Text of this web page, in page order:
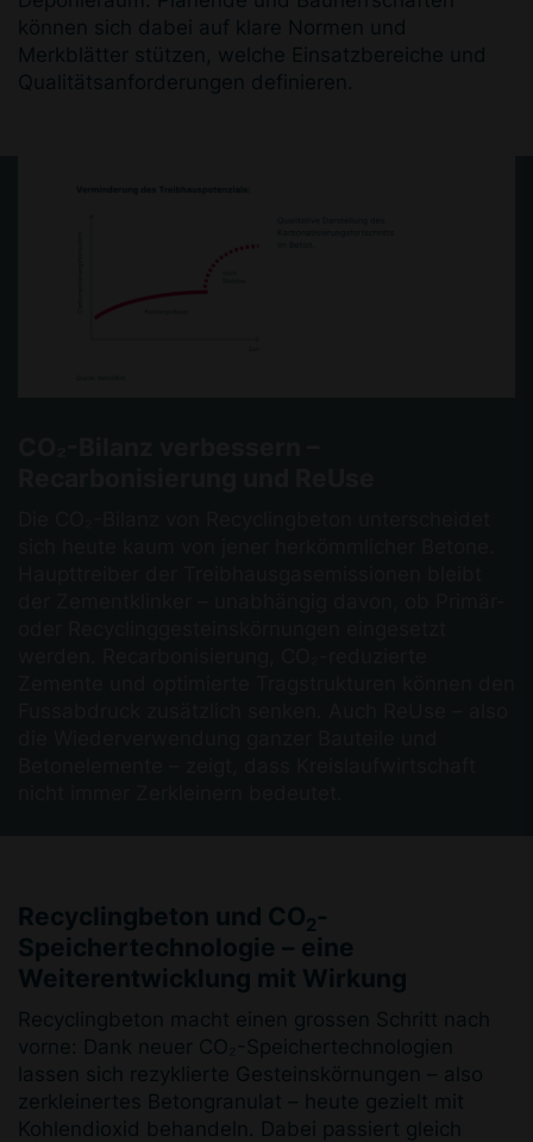
können sich dabei auf klare Normen und
Merkblätter stützen, welche Einsatzbereiche und
Qualitätsanforderungen definieren.
Recyclingbeton und CO2-
Speichertechnologie – eine
Weiterentwicklung mit Wirkung
Recyclingbeton macht einen grossen Schritt nach
vorne: Dank neuer CO₂-Speichertechnologien
lassen sich rezyklierte Gesteinskörnungen – also
zerkleinertes Betongranulat – heute gezielt mit
Kohlendioxid behandeln. Dabei passiert gleich